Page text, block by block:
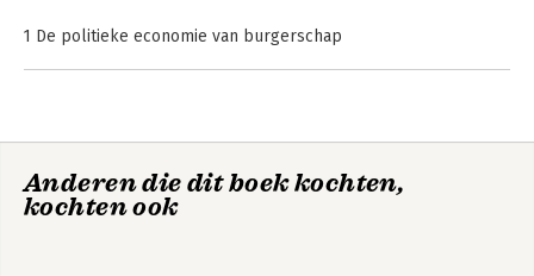
Means and Why It
Matters
1 De politieke economie van burgerschap
Conclusie: Op zoek naar een publieke filosofie
Anderen die dit boek kochten,
kochten ook